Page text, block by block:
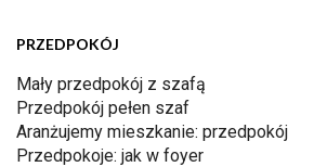
PRZEDPOKÓJ
Mały przedpokój z szafą
Przedpokój pełen szaf
Aranżujemy mieszkanie: przedpokój
Przedpokoje: jak w foyer